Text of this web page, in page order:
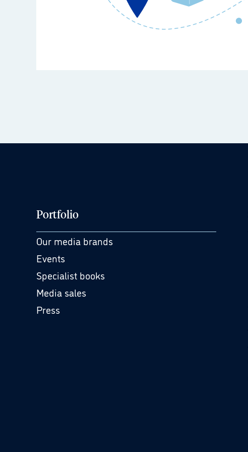
Portfolio
Our media brands
Events
Specialist books
Media sales
Press